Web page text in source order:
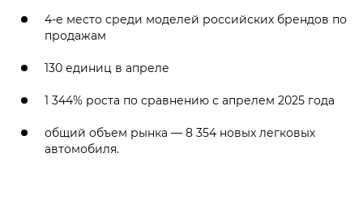
4-е место среди моделей российских брендов по
продажам
130 единиц в апреле
1 344% роста по сравнению с апрелем 2025 года
общий объем рынка — 8 354 новых легковых
автомобиля.